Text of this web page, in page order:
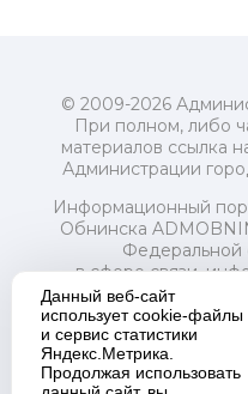
© 2009-2026
При полном, либо
материалов ссылка
Администрации
Информационный
Обнинска
Федеральной
в сфере связи,
и массовых
Свидетельство о
Учредитель:
Данный веб-сайт
использует cookie-файлы
и сервис статистики
Яндекс.Метрика.
Продолжая использовать